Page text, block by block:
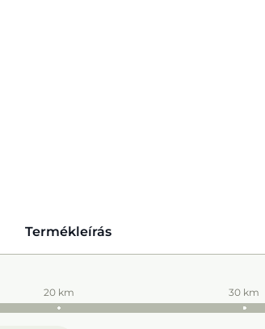
Termékleírás
20 km 30 km